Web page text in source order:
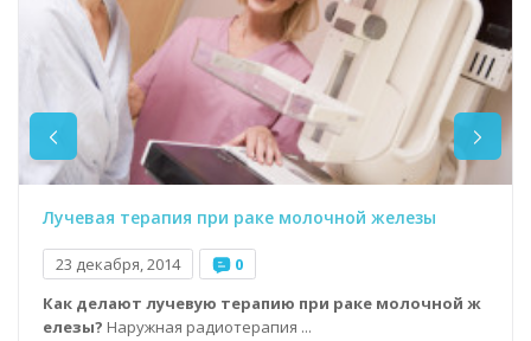
Лучевая терапия при раке молочной железы
23 декабря, 2014
0
Как делают лучевую терапию при раке молочной ж
елезы? Наружная радиотерапия ...